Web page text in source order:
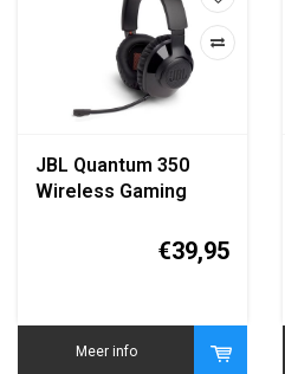
JBL Quantum 350
Wireless Gaming
€39,95
Meer info